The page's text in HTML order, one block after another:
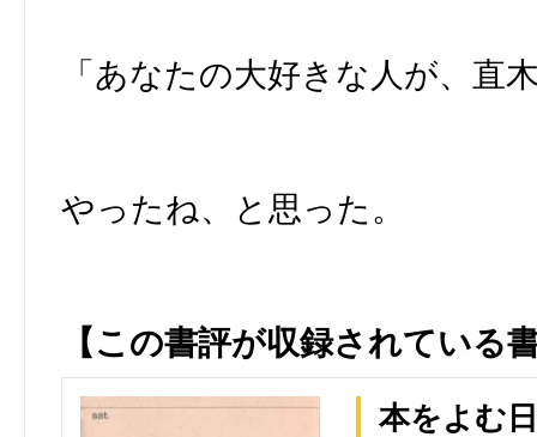
「あなたの大好きな人が、直
やったね、と思った。
【この書評が収録されている
本をよむ